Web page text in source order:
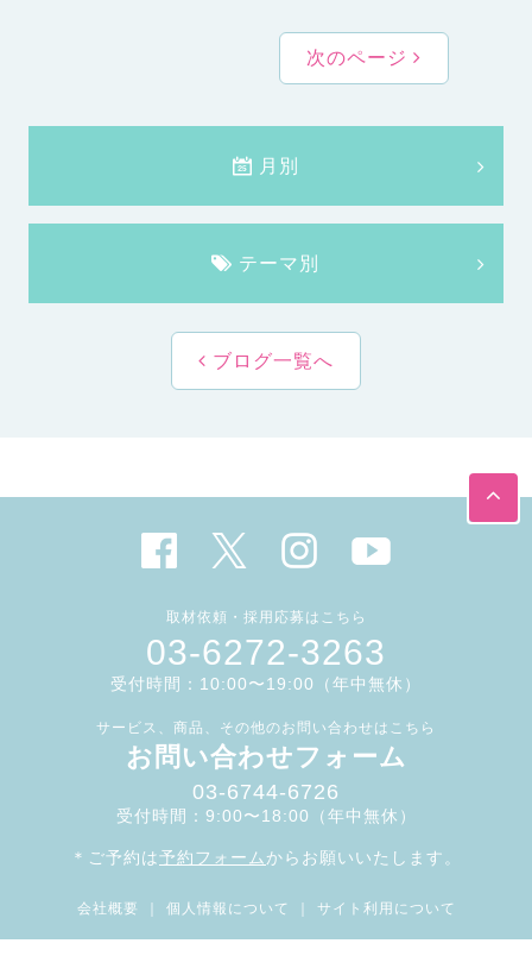
次のページ
月別
テーマ別
ブログ一覧へ
取材依頼・採用応募はこちら
03-6272-3263
受付時間：10:00〜19:00（年中無休）
サービス、商品、その他のお問い合わせはこちら
お問い合わせフォーム
03-6744-6726
受付時間：9:00〜18:00（年中無休）
＊ご予約は予約フォーム からお願いいたします。
会社概要 ｜ 個人情報について ｜ サイト利用について